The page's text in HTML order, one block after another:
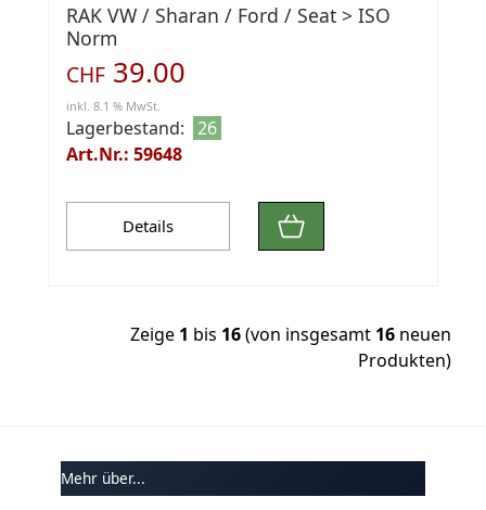
RAK VW / Sharan / Ford / Seat > ISO
Norm
CHF 39.00
inkl. 8.1 % MwSt.
Lagerbestand: 26
Art.Nr.: 59648
Details
Zeige 1 bis 16(von insgesamt 16 neuen
Produkten)
Mehr über...